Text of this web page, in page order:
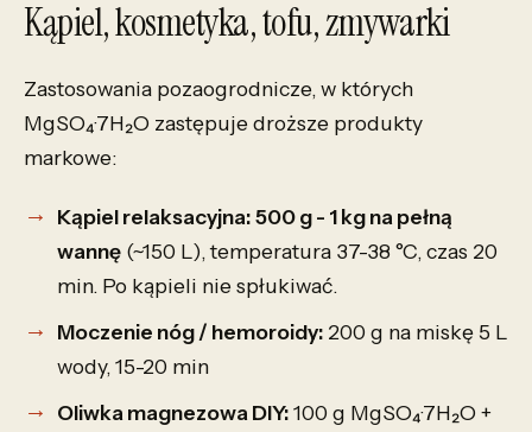
Kąpiel, kosmetyka, tofu, zmywarki
Zastosowania pozaogrodnicze, w których
MgSO₄·7H₂O zastępuje droższe produkty
markowe:
Kąpiel relaksacyjna:500 g - 1 kg na pełną
wannę (~150 L), temperatura 37-38 °C, czas 20
min. Po kąpieli nie spłukiwać.
Moczenie nóg / hemoroidy: 200 g na miskę 5 L
wody, 15-20 min
Oliwka magnezowa DIY:100 g MgSO₄·7H₂O +